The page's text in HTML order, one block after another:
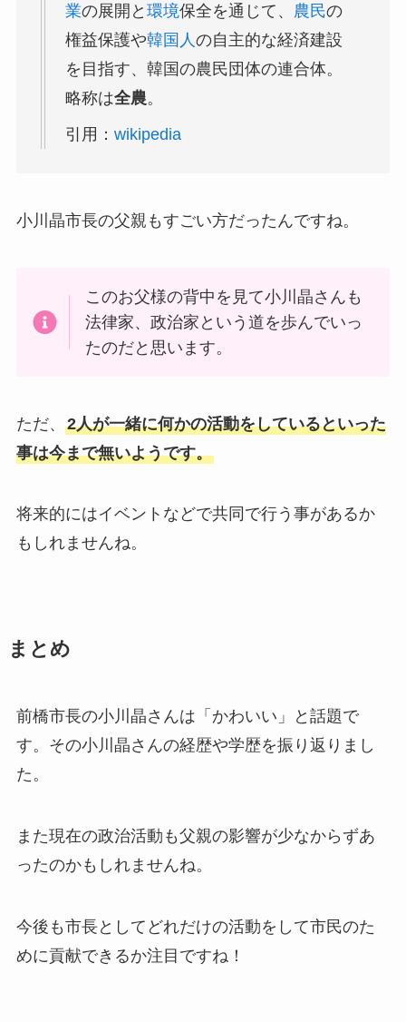
業の展開と 環境保全を通じて、 農民の
権益保護や韓国人 の自主的な経済建設
を目指す、韓国の農民団体の連合体。
略称は全農。
引用： wikipedia
小川晶市長の父親もすごい方だったんですね。
このお父様の背中を見て小川晶さんも
法律家、政治家という道を歩んでいっ
たのだと思います。
ただ、 2人が一緒に何かの活動をしているといった
事は今まで無いようです。
将来的にはイベントなどで共同で行う事があるか
もしれませんね。
まとめ
前橋市長の小川晶さんは「かわいい」と話題で
す。その小川晶さんの経歴や学歴を振り返りまし
た。
また現在の政治活動も父親の影響が少なからずあ
ったのかもしれませんね。
今後も市長としてどれだけの活動をして市民のた
めに貢献できるか注目ですね！